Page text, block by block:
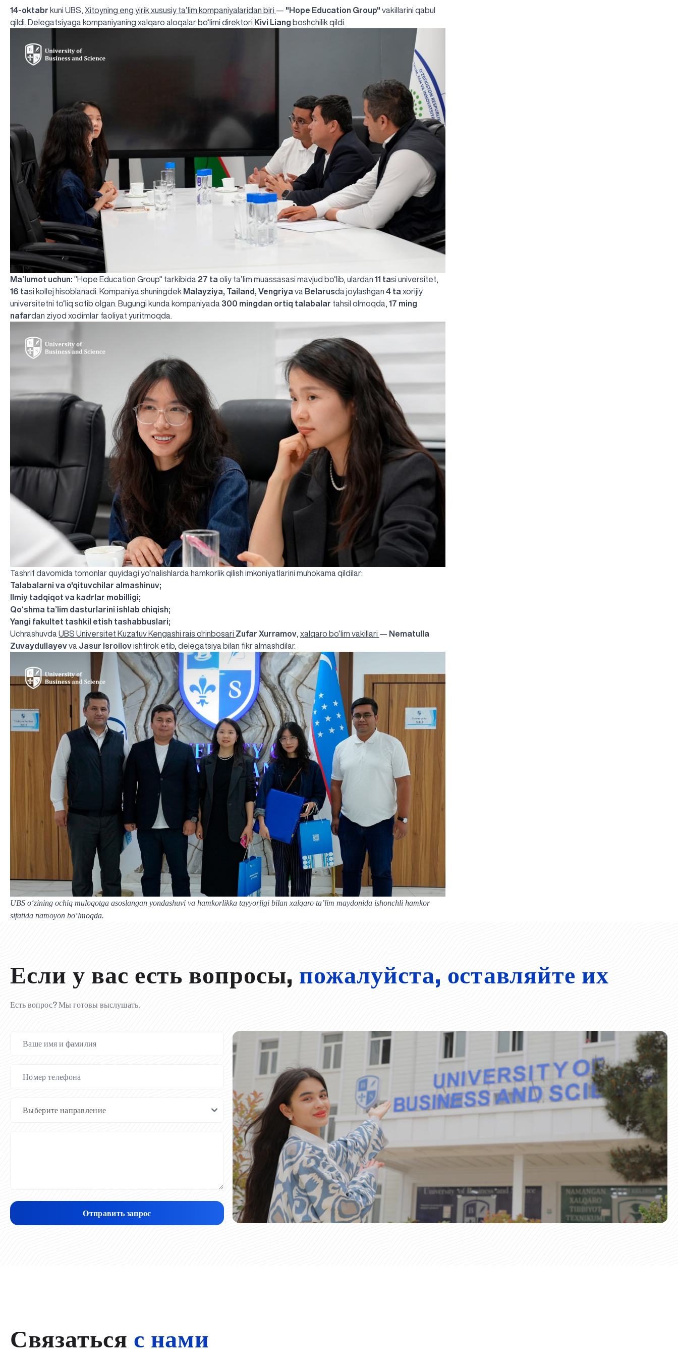
14-oktabr kuni UBS, Xitoyning eng yirik xususiy ta’lim kompaniyalaridan biri — "Hope Education Group" vakillarini qabul
qildi. Delegatsiyaga kompaniyaning xalqaro aloqalar bo‘limi direktori Kivi Liang boshchilik qildi.
Ma’lumot uchun: "Hope Education Group" tarkibida 27 ta oliy ta’lim muassasasi mavjud bo‘lib, ulardan 11 tasi universitet,
16 tasi kollej hisoblanadi. Kompaniya shuningdek Malayziya, Tailand, Vengriya va Belarusda joylashgan 4 ta xorijiy
universitetni to‘liq sotib olgan. Bugungi kunda kompaniyada 300 mingdan ortiq talabalar tahsil olmoqda, 17 ming
nafardan ziyod xodimlar faoliyat yuritmoqda.
Tashrif davomida tomonlar quyidagi yo‘nalishlarda hamkorlik qilish imkoniyatlarini muhokama qildilar:
Talabalarni va o'qituvchilar almashinuv;
Ilmiy tadqiqot va kadrlar mobilligi;
Qo‘shma ta’lim dasturlarini ishlab chiqish;
Yangi fakultet tashkil etish tashabbuslari;
Uchrashuvda UBS Universitet Kuzatuv Kengashi rais o'rinbosari Zufar Xurramov xalqaro bo‘lim vakillari — Nematulla
Zuvaydullayevva Jasur Isroilovishtirok etib, delegatsiya bilan fikr almashdilar.
UBS o‘zining ochiq muloqotga asoslangan yondashuvi va hamkorlikka tayyorligi bilan xalqaro ta’lim maydonida ishonchli hamkor
sifatida namoyon bo‘lmoqda.
Если у вас есть вопросы, пожалуйста, оставляйте их
Есть вопрос? Мы готовы выслушать.
Отправить запрос
Связаться с нами